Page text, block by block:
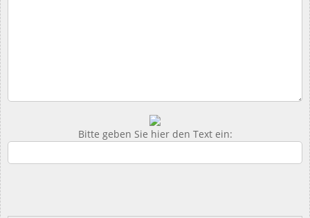
Bitte geben Sie hier den Text ein: